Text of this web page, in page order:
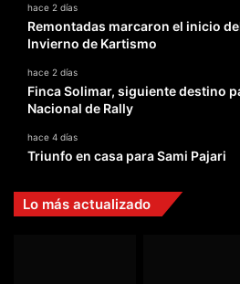
hace 2 días
Remontadas marcaron el inicio
Invierno de Kartismo
hace 2 días
Finca Solimar, siguiente destino
Nacional de Rally
hace 4 días
Triunfo en casa para Sami Pajari
Lo más actualizado